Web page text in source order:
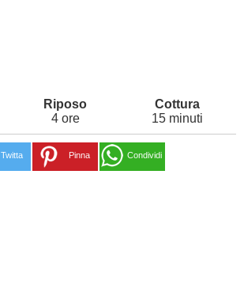
4 ore 15 minuti
Twitta Pinna Condividi